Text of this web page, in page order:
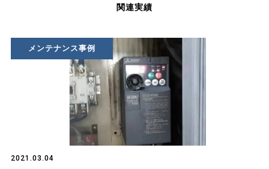
関連実績
メンテナンス事例
2021.03.04